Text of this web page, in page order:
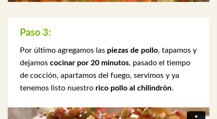
Paso 3:
Por último agregamos las piezas de pollo, tapamos y
dejamos cocinar por 20 minutos, pasado el tiempo
de cocción, apartamos del fuego, servimos y ya
tenemos listo nuestro rico pollo al chilindrón.